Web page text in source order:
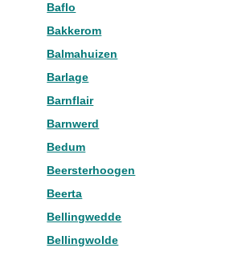
Baflo
Bakkerom
Balmahuizen
Barlage
Barnflair
Barnwerd
Bedum
Beersterhoogen
Beerta
Bellingwedde
Bellingwolde